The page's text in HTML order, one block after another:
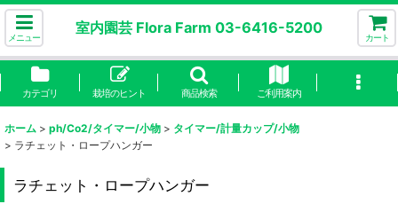
メニュー
室内園芸 Flora Farm 03-6416-5200
カート
カテゴリ 栽培のヒント 商品検索 ご利用案内
ホーム > ph/Co2/タイマー/小物 > タイマー/計量カップ/小物
> ラチェット・ロープハンガー
ラチェット・ロープハンガー